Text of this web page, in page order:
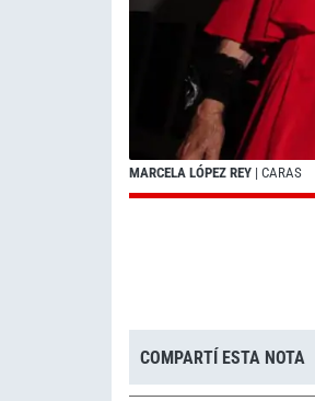
MARCELA LÓPEZ REY | CARAS
COMPARTÍ ESTA NOTA